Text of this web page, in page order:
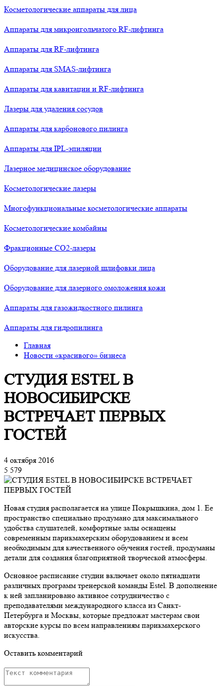
Косметологические аппараты для лица
Аппараты для микроигольчатого RF-лифтинга
Аппараты для RF-лифтинга
Аппараты для SMAS-лифтинга
Аппараты для кавитации и RF-лифтинга
Лазеры для удаления сосудов
Аппараты для карбонового пилинга
Аппараты для IPL-эпиляции
Лазерное медицинское оборудование
Косметологические лазеры
Многофункциональные косметологические аппараты
Косметологические комбайны
Фракционные СО2-лазеры
Оборудование для лазерной шлифовки лица
Оборудование для лазерного омоложения кожи
Аппараты для газожидкостного пилинга
Аппараты для гидропилинга
Главная
Новости «красивого» бизнеса
СТУДИЯ ESTEL В
НОВОСИБИРСКЕ
ВСТРЕЧАЕТ ПЕРВЫХ
ГОСТЕЙ
4 октября 2016
5 579
Новая студия располагается на улице Покрышкина, дом 1. Ее
пространство специально продумано для максимального
удобства слушателей, комфортные залы оснащены
современным парикмахерским оборудованием и всем
необходимым для качественного обучения гостей, продуманы
детали для создания благоприятной творческой атмосферы.
Основное расписание студии включает около пятнадцати
различных программ тренерской команды Estel. В дополнение
к ней запланировано активное сотрудничество с
преподавателями международного класса из Санкт-
Петербурга и Москвы, которые предложат мастерам свои
авторские курсы по всем направлениям парикмахерского
искусства.
Оставить комментарий